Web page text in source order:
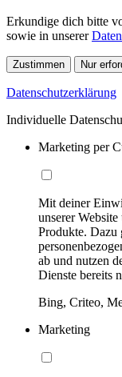
Erkundige dich bitte
sowie in unserer
Zustimmen Nur
Datenschutzerklärung
Individuelle
Marketing per
Mit deiner
unserer
Produkte. Dazu
ab und nutzen
Dienste bereits
Bing, Criteo,
Marketing